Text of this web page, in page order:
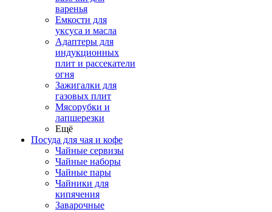
варенья
Емкости для
уксуса и масла
Адаптеры для
индукционных
плит и рассекатели
огня
Зажигалки для
газовых плит
Мясорубки и
лапшерезки
Ещё
Посуда для чая и кофе
Чайные сервизы
Чайные наборы
Чайные пары
Чайники для
кипячения
Заварочные